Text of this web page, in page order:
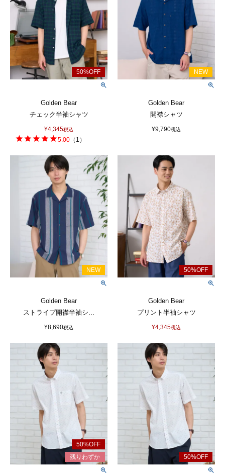
Golden Bear
チェック半袖シャツ
¥4,345税込
5.00 （ 1 ）
Golden Bear
開襟シャツ
¥9,790税込
Golden Bear
ストライプ開襟半袖シ...
¥8,690税込
Golden Bear
プリント半袖シャツ
¥4,345税込